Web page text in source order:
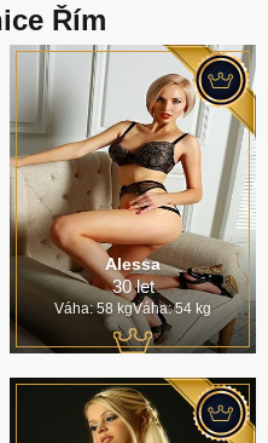
Řím
Alessa
30 let
Váha: 58 kgVáha: 54 kg